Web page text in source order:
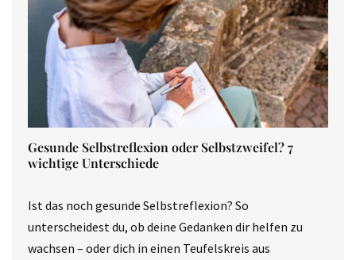
Gesunde Selbstreflexion oder Selbstzweifel? 7
wichtige Unterschiede
Ist das noch gesunde Selbstreflexion? So
unterscheidest du, ob deine Gedanken dir helfen zu
wachsen – oder dich in einen Teufelskreis aus